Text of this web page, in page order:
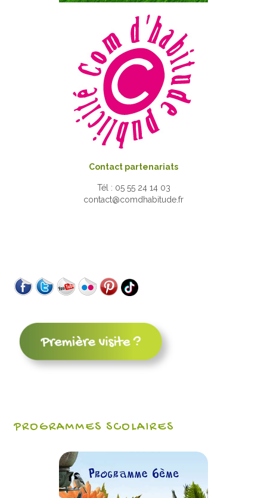
Contact partenariats
Tél : 05 55 24 14 03
contact@comdhabitude.fr
PROGRAMMES SCOLAIRES